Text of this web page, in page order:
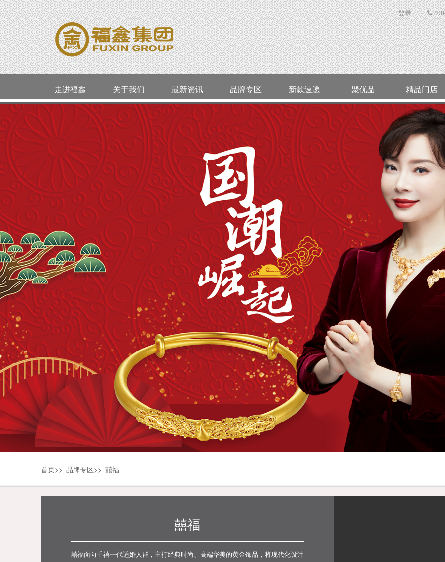
登录
走进福鑫 关于我们
公司简介 企业资质 企业文化 企业精神 公司招聘 公司荣誉
最新资讯
活动通告 今日金价 最新资讯 福鑫专题 集团新闻 行业动态
品牌专区
老凤祥 周大生 ALLOVE 世纪缘珠宝 灵云翡翠 猛犸印象
明牌珠宝 囍福
新款速递
品类精选 婚嫁系列 店长推荐 上柜新品
聚优品 精品门店
威海 环翠区 经区 高区 文登 乳山
首页>> 品牌专区>> 囍福
囍福
囍福面向千禧一代适婚人群，主打经典时尚、高端华美的黄金饰品，将现代化设计